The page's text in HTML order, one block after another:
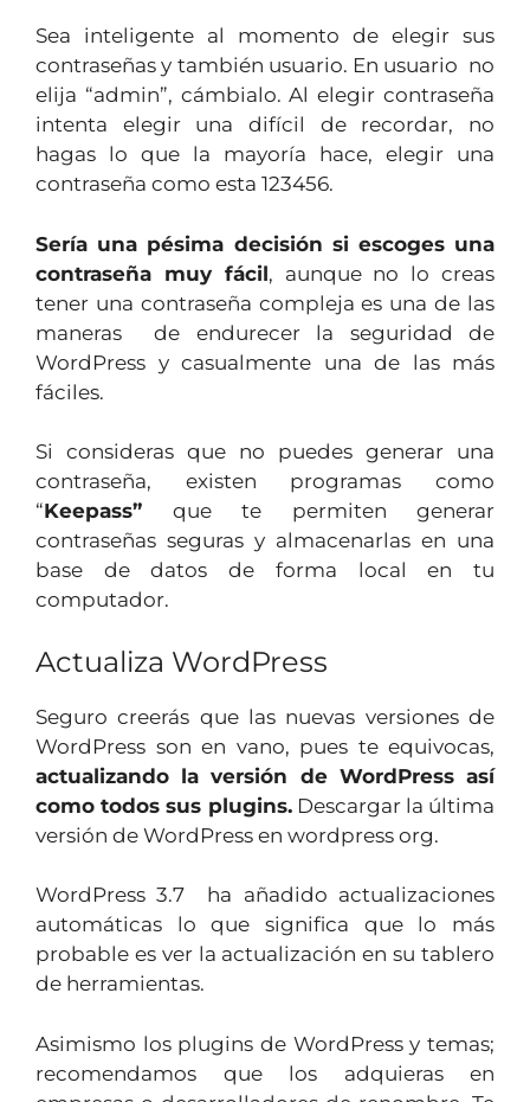
Sea inteligente al momento de elegir sus
contraseñas y también usuario. En usuario no
elija “admin”, cámbialo. Al elegir contraseña
intenta elegir una difícil de recordar, no
hagas lo que la mayoría hace, elegir una
contraseña como esta 123456.
Sería una pésima decisión si escoges una
contraseña muy fácil, aunque no lo creas
tener una contraseña compleja es una de las
maneras de endurecer la seguridad de
WordPress y casualmente una de las más
fáciles.
Si consideras que no puedes generar una
contraseña, existen programas como
“Keepass” que te permiten generar
contraseñas seguras y almacenarlas en una
base de datos de forma local en tu
computador.
Actualiza WordPress
Seguro creerás que las nuevas versiones de
WordPress son en vano, pues te equivocas,
actualizando la versión de WordPress así
como todos sus plugins.Descargar la última
versión de WordPress en wordpress org.
WordPress 3.7 ha añadido actualizaciones
automáticas lo que significa que lo más
probable es ver la actualización en su tablero
de herramientas.
Asimismo los plugins de WordPress y temas;
recomendamos que los adquieras en